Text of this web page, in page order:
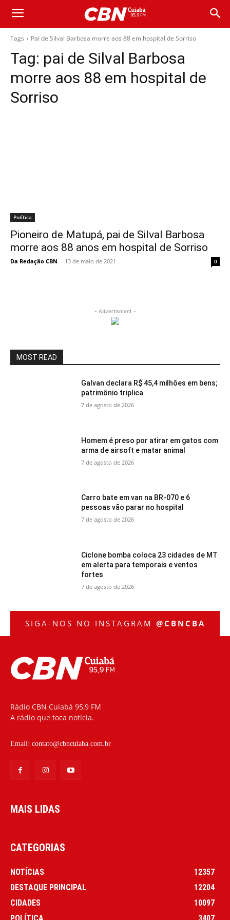
Tags Pai de Silval Barbosa morre aos 88 em hospital de Sorriso
Tag: pai de Silval Barbosa
morre aos 88 em hospital de
Sorriso
Política
Pioneiro de Matupá, pai de Silval Barbosa
morre aos 88 anos em hospital de Sorriso
Da Redação CBN - 13 de maio de 2021 0
- Advertisment -
MOST READ
Galvan declara R$ 45,4 milhões em bens;
patrimônio triplica
7 de agosto de 2026
Homem é preso por atirar em gatos com
arma de airsoft e matar animal
7 de agosto de 2026
Carro bate em van na BR-070 e 6
pessoas vão parar no hospital
7 de agosto de 2026
Ciclone bomba coloca 23 cidades de MT
em alerta para temporais e ventos
fortes
7 de agosto de 2026
SIGA-NOS NO INSTAGRAM @CBNCBA
Rádio CBN Cuiabá 95,9 FM
A rádio que toca notícia.
Email: contato@cbncuiaba.com.br
MAIS LIDAS
CATEGORIAS
NOTÍCIAS
12357
DESTAQUE PRINCIPAL
12204
CIDADES
10097